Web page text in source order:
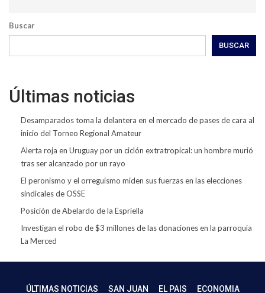
Buscar
BUSCAR
Últimas noticias
Desamparados toma la delantera en el mercado de pases de cara al
inicio del Torneo Regional Amateur
Alerta roja en Uruguay por un ciclón extratropical: un hombre murió
tras ser alcanzado por un rayo
El peronismo y el orreguismo miden sus fuerzas en las elecciones
sindicales de OSSE
Posición de Abelardo de la Espriella
Investigan el robo de $3 millones de las donaciones en la parroquia
La Merced
ÚLTIMAS NOTICIAS SAN JUAN EL PAIS ECONOMIA